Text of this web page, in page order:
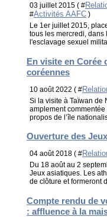
03 juillet 2015 ( #
#Activités AAFC )
Le 1er juillet 2015,
tous les mercredi,
l'esclavage sexuel
En visite en Corée
coréennes
10 août 2022 ( #
Si la visite à Taïwan de
amplement
propos de l’île
Ouverture des
04 août 2018 ( #
Du 18 août au 2
Jeux asiatiques. Les
de clôture et formeront
Compte rendu de
: affluence à la